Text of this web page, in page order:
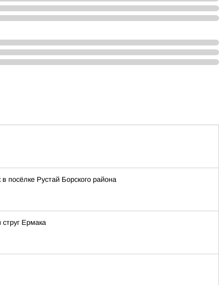
посёлке Рустай Борского района
Ермака